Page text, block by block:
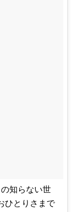
知らない世
ひとりさまで